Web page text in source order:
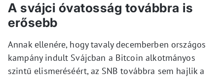
A svájci óvatosság továbbra is
erősebb
Annak ellenére, hogy tavaly decemberben országos
kampány indult Svájcban a Bitcoin alkotmányos
szintű elismeréséért, az SNB továbbra sem hajlik a